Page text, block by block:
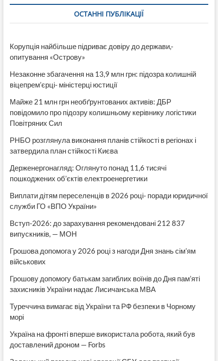
готують
військову
відповідь
ОСТАННІ ПУБЛІКАЦІЇ
Корупція найбільше підриває довіру до держави,-
опитування «Острову»
Незаконне збагачення на 13,9 млн грн: підозра колишній
віцепрем’єрці- міністерці юстиції
Майже 21 млн грн необґрунтованих активів: ДБР
повідомило про підозру колишньому керівнику логістики
Повітряних Сил
РНБО розглянула виконання планів стійкості в регіонах і
затвердила план стійкості Києва
Держенергонагляд: Оглянуто понад 11,6 тисячі
пошкоджених об’єктів електроенергетики
Виплати дітям переселенців в 2026 році- поради юридичної
служби ГО «ВПО України»
Вступ-2026: до зарахування рекомендовані 212 837
випускників, — МОН
Грошова допомога у 2026 році з нагоди Дня знань сім’ям
військових
Грошову допомогу батькам загиблих воїнів до Дня пам’яті
захисників України надає Лисичанська МВА
Туреччина вимагає від України та РФ безпеки в Чорному
морі
Україна на фронті вперше використала робота, який був
доставлений дроном — Forbs